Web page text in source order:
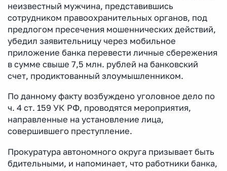
неизвестный мужчина, представившись
сотрудником правоохранительных органов, под
предлогом пресечения мошеннических действий,
убедил заявительницу через мобильное
приложение банка перевести личные сбережения
в сумме свыше 7,5 млн. рублей на банковский
счет, продиктованный злоумышленником.
По данному факту возбуждено уголовное дело по
ч. 4 ст. 159 УК РФ, проводятся мероприятия,
направленные на установление лица,
совершившего преступление.
Прокуратура автономного округа призывает быть
бдительными, и напоминает, что работники банка,